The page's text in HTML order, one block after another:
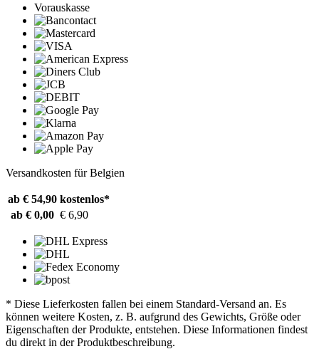
Vorauskasse
Versandkosten für Belgien
ab € 54,90 kostenlos*
ab € 0,00 € 6,90
* Diese Lieferkosten fallen bei einem Standard-Versand an. Es
können weitere Kosten, z. B. aufgrund des Gewichts, Größe oder
Eigenschaften der Produkte, entstehen. Diese Informationen findest
du direkt in der Produktbeschreibung.